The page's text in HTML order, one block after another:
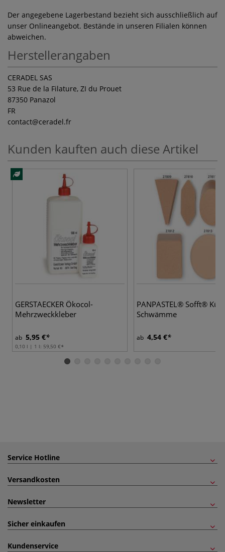
Der angegebene Lagerbestand bezieht sich ausschließlich auf
unser Onlineangebot. Bestände in unseren Filialen können
abweichen.
Herstellerangaben
CERADEL SAS
53 Rue de la Filature, ZI du Prouet
87350 Panazol
FR
contact@ceradel.fr
Kunden kauften auch diese Artikel
GERSTAECKER Ökocol-
Mehrzweckkleber
ab 5,95 €
0,10 l | 1 l: 59,50 €
PANPASTEL® Sofft®
Schwämme
ab 4,54 €
Service Hotline
Versandkosten
Newsletter
Sicher einkaufen
Kundenservice